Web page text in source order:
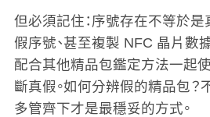
但必須記住：序號存在不等於是
假序號、甚至複製 NFC 晶片數
配合其他精品包鑑定方法一起
斷真假。如何分辨假的精品包？
多管齊下才是最穩妥的方式。